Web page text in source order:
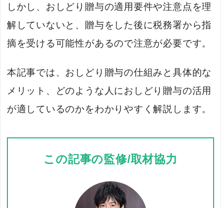
しかし、おしどり贈与の適用要件や注意点を理
解していないと、贈与をした後に税務署から指
摘を受ける可能性があるので注意が必要です。
本記事では、おしどり贈与の仕組みと具体的な
メリット、どのような人におしどり贈与の活用
が適しているのかをわかりやすく解説します。
この記事の監修/取材協力